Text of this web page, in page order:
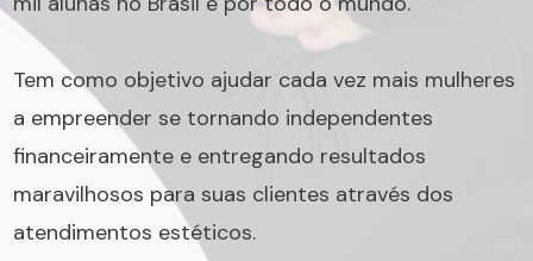
Tem como objetivo ajudar cada vez mais mulheres
a empreender se tornando independentes
financeiramente e entregando resultados
maravilhosos para suas clientes através dos
atendimentos estéticos.